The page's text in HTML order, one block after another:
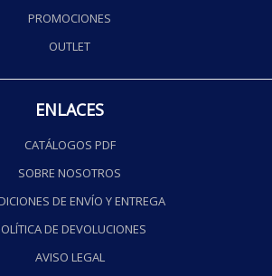
PROMOCIONES
OUTLET
ENLACES
CATÁLOGOS PDF
SOBRE NOSOTROS
DE ENVÍO Y ENTREGA
DE DEVOLUCIONES
AVISO LEGAL